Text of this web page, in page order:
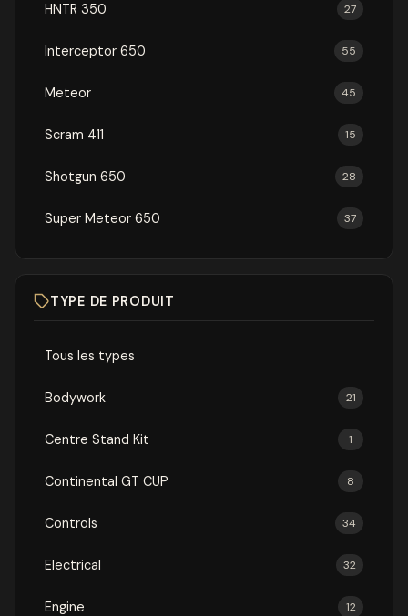
HNTR 350 27
Interceptor 650 55
Meteor 45
Scram 411 15
Shotgun 650 28
Super Meteor 650 37
TYPE DE PRODUIT
Tous les types
Bodywork 21
Centre Stand Kit 1
Continental GT CUP 8
Controls 34
Electrical 32
Engine 12